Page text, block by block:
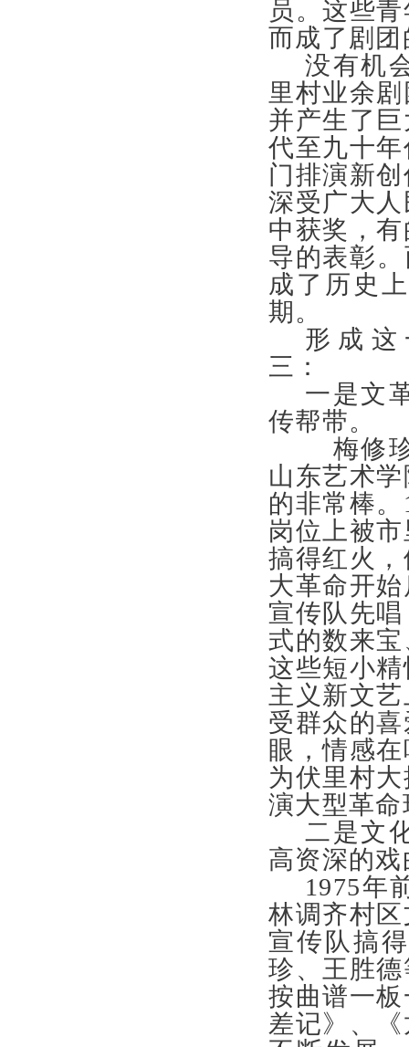
员。这些
而成了剧
没有机
里村业余
并产生了
代至九十
门排演新
深受广大
中获奖，
导的表彰
成了历史
期。
形成
三：
一是文
传帮带
梅修
山东艺术
的非常棒
岗位上被
搞得红火
大革命开
宣传队先
式的数来
这些短小
主义新文
受群众的
眼，情感
为伏里村
演大型革
二是文
高资深的
1975年
林调齐村
宣传队搞
珍、王胜
按曲谱一
差记》、